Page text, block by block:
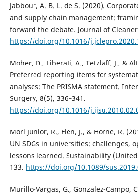
Jabbour, A. B. L. de S. (2020).
and supply chain management:
forward the debate. Journal of
https://doi.org/10.1016/
Moher, D., Liberati, A., Tetzlaff, J., &
Preferred reporting items for
analyses: The PRISMA statement.
Surgery, 8(5), 336–341.
https://doi.org/10.1016/
Mori Junior, R., Fien, J., & Horne, R.
UN SDGs in universities: challenges,
lessons learned. Sustainability
133. https://doi.org/10.1089/
Murillo-Vargas, G., Gonzalez-Campo,